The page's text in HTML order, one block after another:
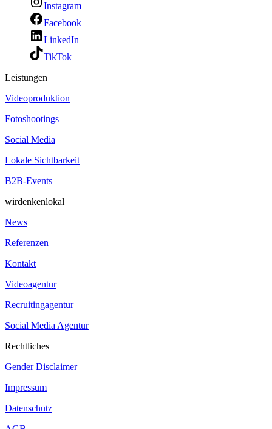
Instagram
Facebook
LinkedIn
TikTok
Leistungen
Videoproduktion
Fotoshootings
Social Media
Lokale Sichtbarkeit
B2B-Events
wirdenkenlokal
News
Referenzen
Kontakt
Videoagentur
Recruitingagentur
Social Media Agentur
Rechtliches
Gender Disclaimer
Impressum
Datenschutz